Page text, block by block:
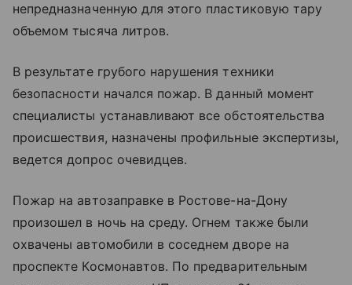
непредназначенную для этого пластиковую тару
объемом тысяча литров.
В результате грубого нарушения техники
безопасности начался пожар. В данный момент
специалисты устанавливают все обстоятельства
происшествия, назначены профильные экспертизы,
ведется допрос очевидцев.
Пожар на автозаправке в Ростове-на-Дону
произошел в ночь на среду. Огнем также были
охвачены автомобили в соседнем дворе на
проспекте Космонавтов. По предварительным